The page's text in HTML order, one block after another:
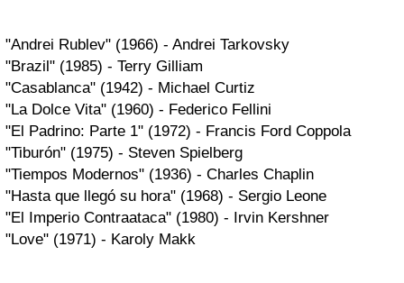
"Andrei Rublev" (1966) - Andrei Tarkovsky
"Brazil" (1985) - Terry Gilliam
"Casablanca" (1942) - Michael Curtiz
"La Dolce Vita" (1960) - Federico Fellini
"El Padrino: Parte 1" (1972) - Francis Ford Coppola
"Tiburón" (1975) - Steven Spielberg
"Tiempos Modernos" (1936) - Charles Chaplin
"Hasta que llegó su hora" (1968) - Sergio Leone
"El Imperio Contraataca" (1980) - Irvin Kershner
"Love" (1971) - Karoly Makk